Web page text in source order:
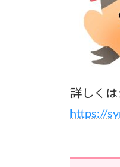
詳しく
https://